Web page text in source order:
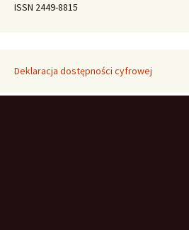
ISSN 2449-8815
Deklaracja dostępności cyfrowej